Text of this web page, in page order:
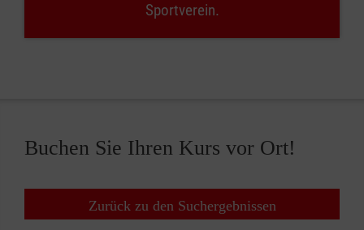
Sportverein.
Buchen Sie Ihren Kurs vor Ort!
Zurück zu den Suchergebnissen